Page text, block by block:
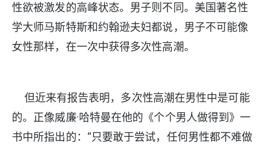
性欲被激发的高峰状态。男子则不同。美国著名性
学大师马斯特斯和约翰逊夫妇都说，男子不可能像
女性那样，在一次中获得多次性高潮。
但近来有报告表明，多次性高潮在男性中是可能
的。正像威廉·哈特曼在他的《个个男人做得到》一
书中所指出的：“只要敢于尝试，任何男性都不难做